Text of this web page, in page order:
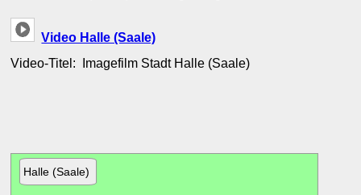
Video Halle (Saale)
Video-Titel: Imagefilm Stadt Halle (Saale)
Halle (Saale)